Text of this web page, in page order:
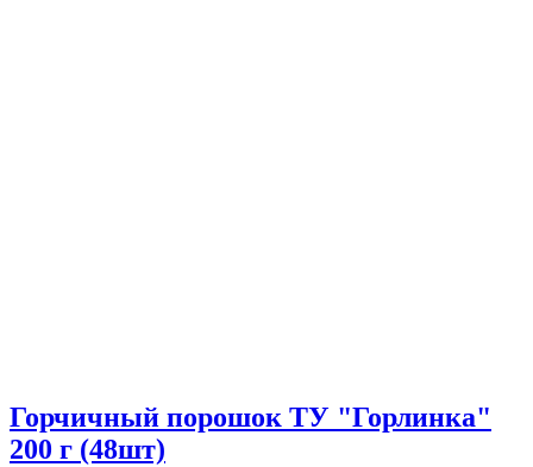
Горчичный порошок ТУ "Горлинка"
200 г (48шт)